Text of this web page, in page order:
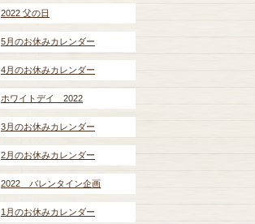
2022 父の日
5月のお休みカレンダー
4月のお休みカレンダー
ホワイトデイ 2022
3月のお休みカレンダー
2月のお休みカレンダー
2022 バレンタイン企画
1月のお休みカレンダー